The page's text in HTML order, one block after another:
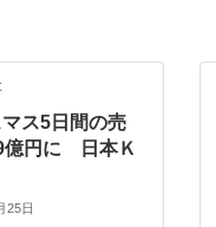
ス5日間の売
億円に 日本Ｋ
25日